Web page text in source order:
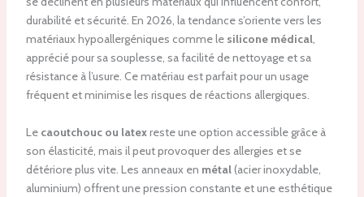
durabilité et sécurité. En 2026, la tendance s’oriente vers les
matériaux hypoallergéniques comme le silicone médical,
apprécié pour sa souplesse, sa facilité de nettoyage et sa
résistance à l’usure. Ce matériau est parfait pour un usage
fréquent et minimise les risques de réactions allergiques.
Le caoutchouc ou latexreste une option accessible grâce à
son élasticité, mais il peut provoquer des allergies et se
détériore plus vite. Les anneaux en métal(acier inoxydable,
aluminium) offrent une pression constante et une esthétique